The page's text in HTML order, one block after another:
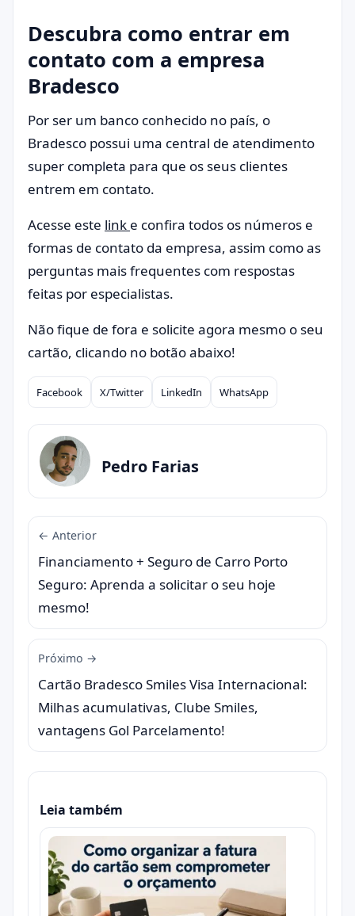
Descubra como entrar em
contato com a empresa
Bradesco
Por ser um banco conhecido no país, o
Bradesco possui uma central de atendimento
super completa para que os seus clientes
entrem em contato.
Acesse este link e confira todos os números e
formas de contato da empresa, assim como as
perguntas mais frequentes com respostas
feitas por especialistas.
Não fique de fora e solicite agora mesmo o seu
cartão, clicando no botão abaixo!
Compartilhar
Facebook X/Twitter LinkedIn WhatsApp
Pedro Farias
← Anterior
Financiamento + Seguro de Carro Porto
Seguro: Aprenda a solicitar o seu hoje
mesmo!
Próximo →
Cartão Bradesco Smiles Visa Internacional:
Milhas acumulativas, Clube Smiles,
vantagens Gol Parcelamento!
Leia também